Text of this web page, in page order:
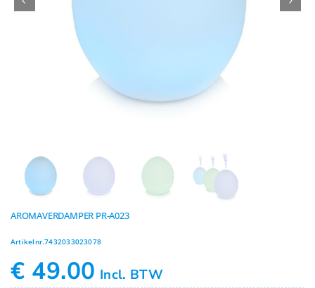
Geuren
AROMAVERDAMPER PR-A023
Artikelnr.7432033023078
€ 49.00 Incl. BTW